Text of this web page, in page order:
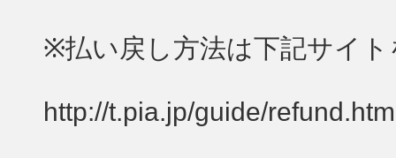
※払い戻し方法は下記サイ
http://t.pia.jp/guide/